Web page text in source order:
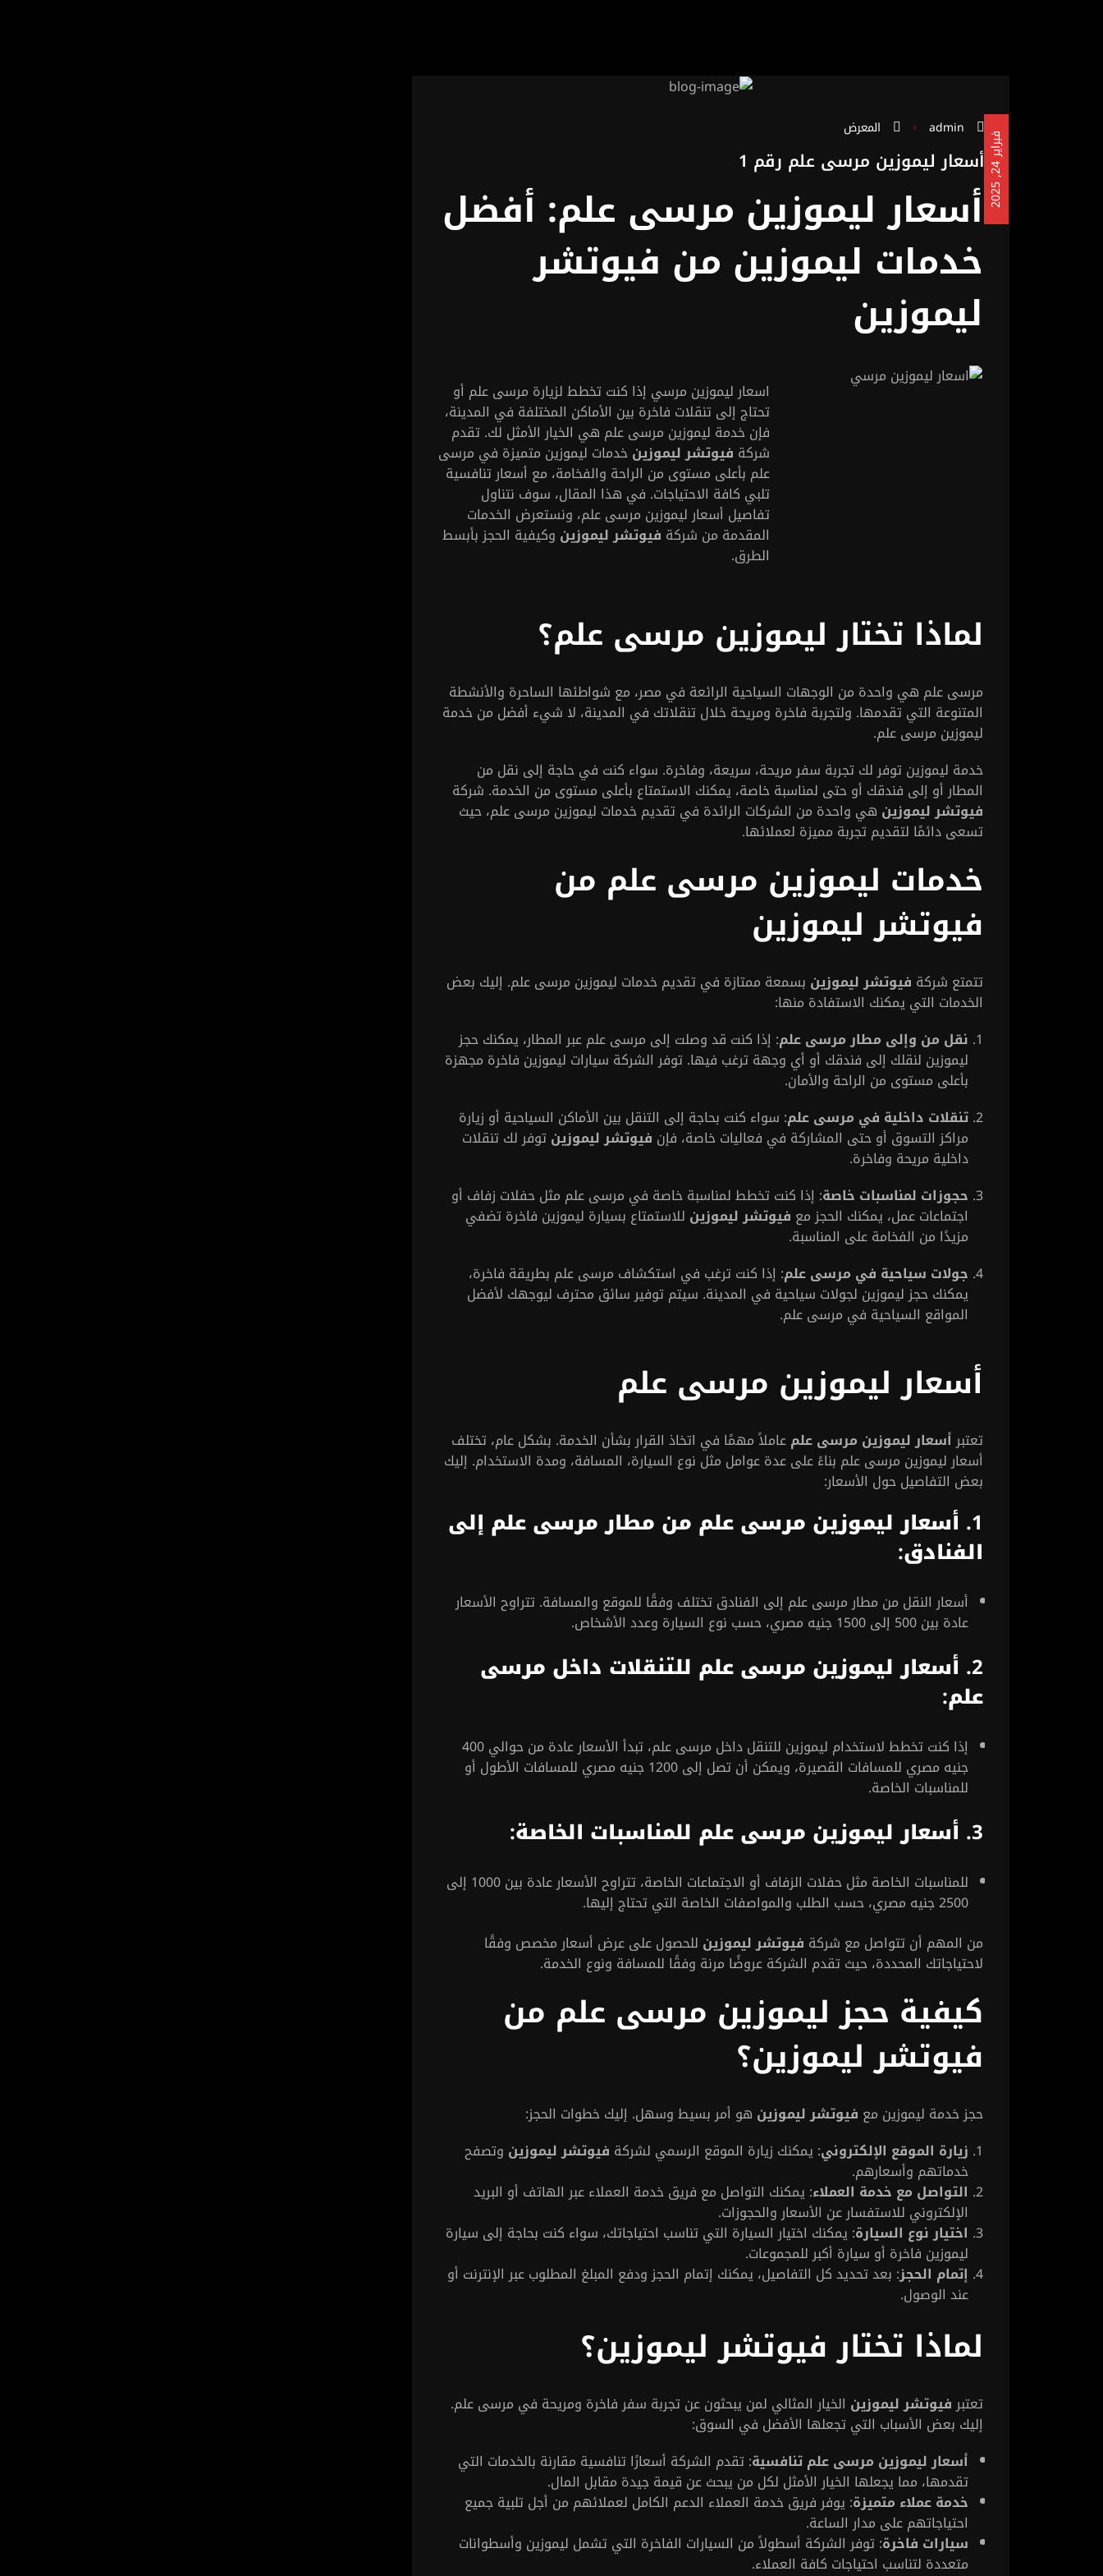
ف
ب
ر
ا
ي
ر
2
4
,
2
0
2
5
admin المعرض
أسعار ليموزين مرسى علم رقم 1
أسعار ليموزين مرسى علم: أفضل
خدمات ليموزين من فيوتشر
ليموزين
اسعار ليموزين مرسي إذا كنت تخطط لزيارة مرسى علم أو
تحتاج إلى تنقلات فاخرة بين الأماكن المختلفة في المدينة،
فإن خدمة ليموزين مرسى علم هي الخيار الأمثل لك. تقدم
شركة فيوتشر ليموزينخدمات ليموزين متميزة في مرسى
علم بأعلى مستوى من الراحة والفخامة، مع أسعار تنافسية
تلبي كافة الاحتياجات. في هذا المقال، سوف نتناول
تفاصيل أسعار ليموزين مرسى علم، ونستعرض الخدمات
المقدمة من شركة فيوتشر ليموزين وكيفية الحجز بأبسط
الطرق.
لماذا تختار ليموزين مرسى علم؟
مرسى علم هي واحدة من الوجهات السياحية الرائعة في مصر، مع شواطئها الساحرة والأنشطة
المتنوعة التي تقدمها. ولتجربة فاخرة ومريحة خلال تنقلاتك في المدينة، لا شيء أفضل من خدمة
ليموزين مرسى علم.
خدمة ليموزين توفر لك تجربة سفر مريحة، سريعة، وفاخرة. سواء كنت في حاجة إلى نقل من
المطار أو إلى فندقك أو حتى لمناسبة خاصة، يمكنك الاستمتاع بأعلى مستوى من الخدمة. شركة
فيوتشر ليموزين هي واحدة من الشركات الرائدة في تقديم خدمات ليموزين مرسى علم، حيث
تسعى دائمًا لتقديم تجربة مميزة لعملائها.
خدمات ليموزين مرسى علم من
فيوتشر ليموزين
تتمتع شركة فيوتشر ليموزين بسمعة ممتازة في تقديم خدمات ليموزين مرسى علم. إليك بعض
الخدمات التي يمكنك الاستفادة منها:
نقل من وإلى مطار مرسى علم: إذا كنت قد وصلت إلى مرسى علم عبر المطار، يمكنك حجز
ليموزين لنقلك إلى فندقك أو أي وجهة ترغب فيها. توفر الشركة سيارات ليموزين فاخرة مجهزة
بأعلى مستوى من الراحة والأمان.
تنقلات داخلية في مرسى علم: سواء كنت بحاجة إلى التنقل بين الأماكن السياحية أو زيارة
مراكز التسوق أو حتى المشاركة في فعاليات خاصة، فإن فيوتشر ليموزين توفر لك تنقلات
داخلية مريحة وفاخرة.
حجوزات لمناسبات خاصة: إذا كنت تخطط لمناسبة خاصة في مرسى علم مثل حفلات زفاف أو
اجتماعات عمل، يمكنك الحجز مع فيوتشر ليموزين للاستمتاع بسيارة ليموزين فاخرة تضفي
مزيدًا من الفخامة على المناسبة.
جولات سياحية في مرسى علم: إذا كنت ترغب في استكشاف مرسى علم بطريقة فاخرة،
يمكنك حجز ليموزين لجولات سياحية في المدينة. سيتم توفير سائق محترف ليوجهك لأفضل
المواقع السياحية في مرسى علم.
أسعار ليموزين مرسى علم
تعتبرأسعار ليموزين مرسى علمعاملاً مهمًا في اتخاذ القرار بشأن الخدمة. بشكل عام، تختلف
أسعار ليموزين مرسى علم بناءً على عدة عوامل مثل نوع السيارة، المسافة، ومدة الاستخدام. إليك
بعض التفاصيل حول الأسعار:
1. أسعار ليموزين مرسى علم من مطار مرسى علم إلى
الفنادق:
أسعار النقل من مطار مرسى علم إلى الفنادق تختلف وفقًا للموقع والمسافة. تتراوح الأسعار
عادة بين 500 إلى 1500 جنيه مصري، حسب نوع السيارة وعدد الأشخاص.
2. أسعار ليموزين مرسى علم للتنقلات داخل مرسى
علم:
إذا كنت تخطط لاستخدام ليموزين للتنقل داخل مرسى علم، تبدأ الأسعار عادة من حوالي 400
جنيه مصري للمسافات القصيرة، ويمكن أن تصل إلى 1200 جنيه مصري للمسافات الأطول أو
للمناسبات الخاصة.
3. أسعار ليموزين مرسى علم للمناسبات الخاصة:
للمناسبات الخاصة مثل حفلات الزفاف أو الاجتماعات الخاصة، تتراوح الأسعار عادة بين 1000 إلى
2500 جنيه مصري، حسب الطلب والمواصفات الخاصة التي تحتاج إليها.
من المهم أن تتواصل مع شركة فيوتشر ليموزين للحصول على عرض أسعار مخصص وفقًا
لاحتياجاتك المحددة، حيث تقدم الشركة عروضًا مرنة وفقًا للمسافة ونوع الخدمة.
كيفية حجز ليموزين مرسى علم من
فيوتشر ليموزين؟
حجز خدمة ليموزين مع فيوتشر ليموزين هو أمر بسيط وسهل. إليك خطوات الحجز:
زيارة الموقع الإلكتروني: يمكنك زيارة الموقع الرسمي لشركة فيوتشر ليموزين وتصفح
خدماتهم وأسعارهم.
التواصل مع خدمة العملاء: يمكنك التواصل مع فريق خدمة العملاء عبر الهاتف أو البريد
الإلكتروني للاستفسار عن الأسعار والحجوزات.
اختيار نوع السيارة: يمكنك اختيار السيارة التي تناسب احتياجاتك، سواء كنت بحاجة إلى سيارة
ليموزين فاخرة أو سيارة أكبر للمجموعات.
إتمام الحجز: بعد تحديد كل التفاصيل، يمكنك إتمام الحجز ودفع المبلغ المطلوب عبر الإنترنت أو
عند الوصول.
لماذا تختار فيوتشر ليموزين؟
تعتبرفيوتشر ليموزين الخيار المثالي لمن يبحثون عن تجربة سفر فاخرة ومريحة في مرسى علم.
إليك بعض الأسباب التي تجعلها الأفضل في السوق:
أسعار ليموزين مرسى علم تنافسية: تقدم الشركة أسعارًا تنافسية مقارنة بالخدمات التي
تقدمها، مما يجعلها الخيار الأمثل لكل من يبحث عن قيمة جيدة مقابل المال.
خدمة عملاء متميزة: يوفر فريق خدمة العملاء الدعم الكامل لعملائهم من أجل تلبية جميع
احتياجاتهم على مدار الساعة.
سيارات فاخرة: توفر الشركة أسطولاً من السيارات الفاخرة التي تشمل ليموزين وأسطوانات
متعددة لتناسب احتياجات كافة العملاء.